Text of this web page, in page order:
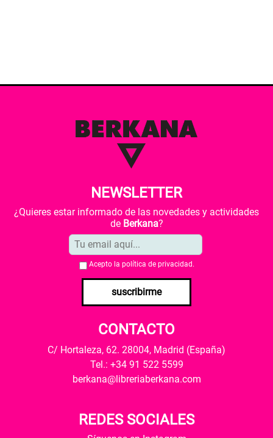
NEWSLETTER
¿Quieres estar informado de las novedades y actividades
de Berkana?
Acepto la política de privacidad .
suscribirme
CONTACTO
C/ Hortaleza, 62. 28004, Madrid (España)
Tel.: +34 91 522 5599
berkana@libreriaberkana.com
REDES SOCIALES